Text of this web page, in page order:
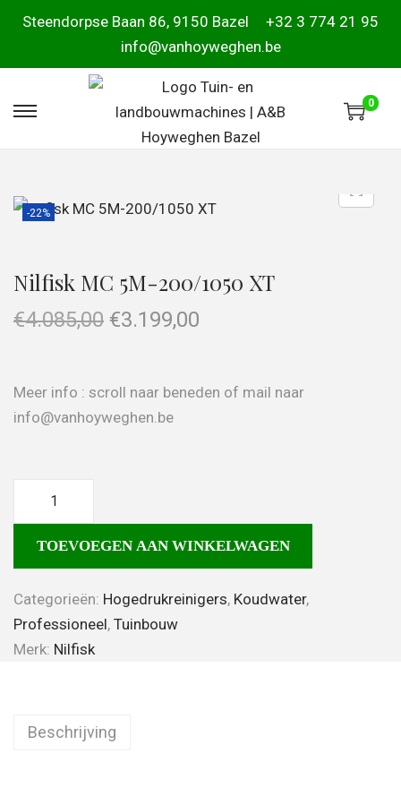
Steendorpse Baan 86, 9150 Bazel
+32 3 774 21 95
info@vanhoyweghen.be
0
-22%
Nilfisk MC 5M-200/1050 XT
€4.085,00 €3.199,00
Meer info : scroll naar beneden of mail naar
info@vanhoyweghen.be
TOEVOEGEN AAN WINKELWAGEN
Categorieën: Hogedrukreinigers, Koudwater,
Professioneel, Tuinbouw
Merk: Nilfisk
Beschrijving